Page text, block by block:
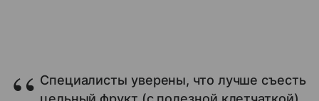
Специалисты уверены, что лучше съесть